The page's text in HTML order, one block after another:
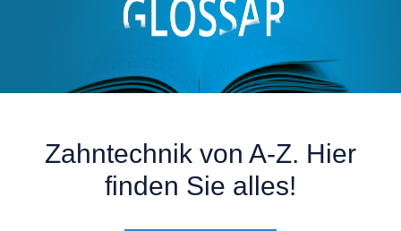
Zahntechnik von A-Z. Hier
finden Sie alles!